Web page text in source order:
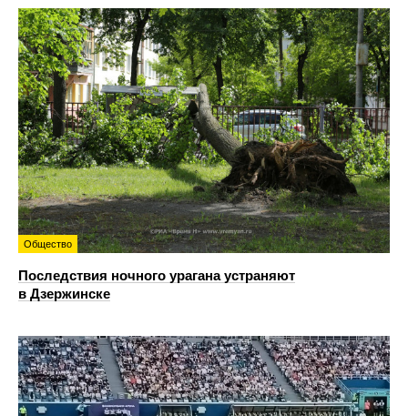
Общество
Последствия ночного урагана устраняют
в Дзержинске